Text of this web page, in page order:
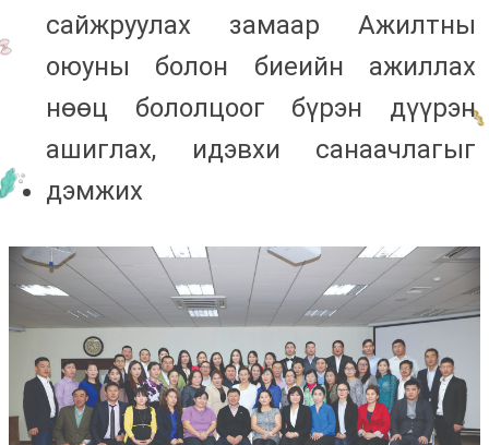
сайжруулах замаар Ажилтны
оюуны болон биеийн ажиллах
нөөц бололцоог бүрэн дүүрэн
ашиглах, идэвхи санаачлагыг
дэмжих